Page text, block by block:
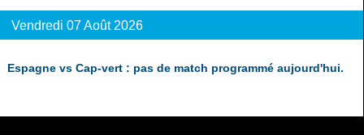
Vendredi 07 Août 2026
Espagne vs Cap-vert : pas de match programmé aujourd'hui.